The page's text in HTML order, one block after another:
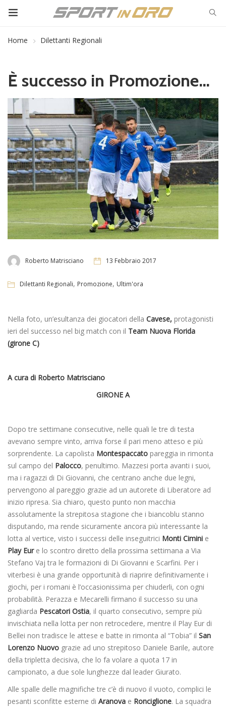
Home Dilettanti Regionali
È successo in Promozione…
Roberto Matrisciano 13 Febbraio 2017
Dilettanti Regionali, Promozione, Ultim'ora
Nella foto, un’esultanza dei giocatori della Cavese, protagonisti
ieri del successo nel big match con il Team Nuova Florida
(girone C)
A cura di Roberto Matrisciano
GIRONE A
Dopo tre settimane consecutive, nelle quali le tre di testa
avevano sempre vinto, arriva forse il pari meno atteso e più
sorprendente. La capolista Montespaccato pareggia in rimonta
sul campo del Palocco, penultimo. Mazzesi porta avanti i suoi,
ma i ragazzi di Di Giovanni, che centrano anche due legni,
pervengono al pareggio grazie ad un autorete di Liberatore ad
inizio ripresa. Sia chiaro, questo punto non macchia
assolutamente la strepitosa stagione che i biancoblu stanno
disputando, ma rende sicuramente ancora più interessante la
lotta al vertice, visto i successi delle inseguitrici Monti Cimini e
Play Eure lo scontro diretto della prossima settimana a Via
Stefano Vaj tra le formazioni di Di Giovanni e Scarfini. Per i
viterbesi è una grande opportunità di riaprire definitivamente i
giochi, per i romani è l’occasionissima per chiuderli, con ogni
probabilità. Perazza e Mecarelli firmano il successo su una
gagliarda Pescatori Ostia, il quarto consecutivo, sempre più
invischiata nella lotta per non retrocedere, mentre il Play Eur di
Bellei non tradisce le attese e batte in rimonta al “Tobia” il San
Lorenzo Nuovo grazie ad uno strepitoso Daniele Barile, autore
della tripletta decisiva, che lo fa volare a quota 17 in
campionato, a due sole lunghezze dal leader Giurato.
Alle spalle delle magnifiche tre c’è di nuovo il vuoto, complici le
pesanti sconfitte esterne di Aranova e Ronciglione. La squadra